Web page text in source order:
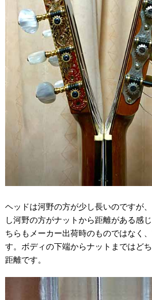
ヘッドは河野の方が少し長いのですが
し河野の方がナットから距離がある感
ちらもメーカー出荷時のものではなく
す。ボディの下端からナットまではど
距離です。